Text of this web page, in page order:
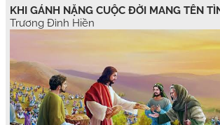
KHI GÁNH NẶNG CUỘC ĐỜI MANG TÊN
Trương Đình Hiền